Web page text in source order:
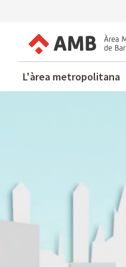
L'àrea metropolitana